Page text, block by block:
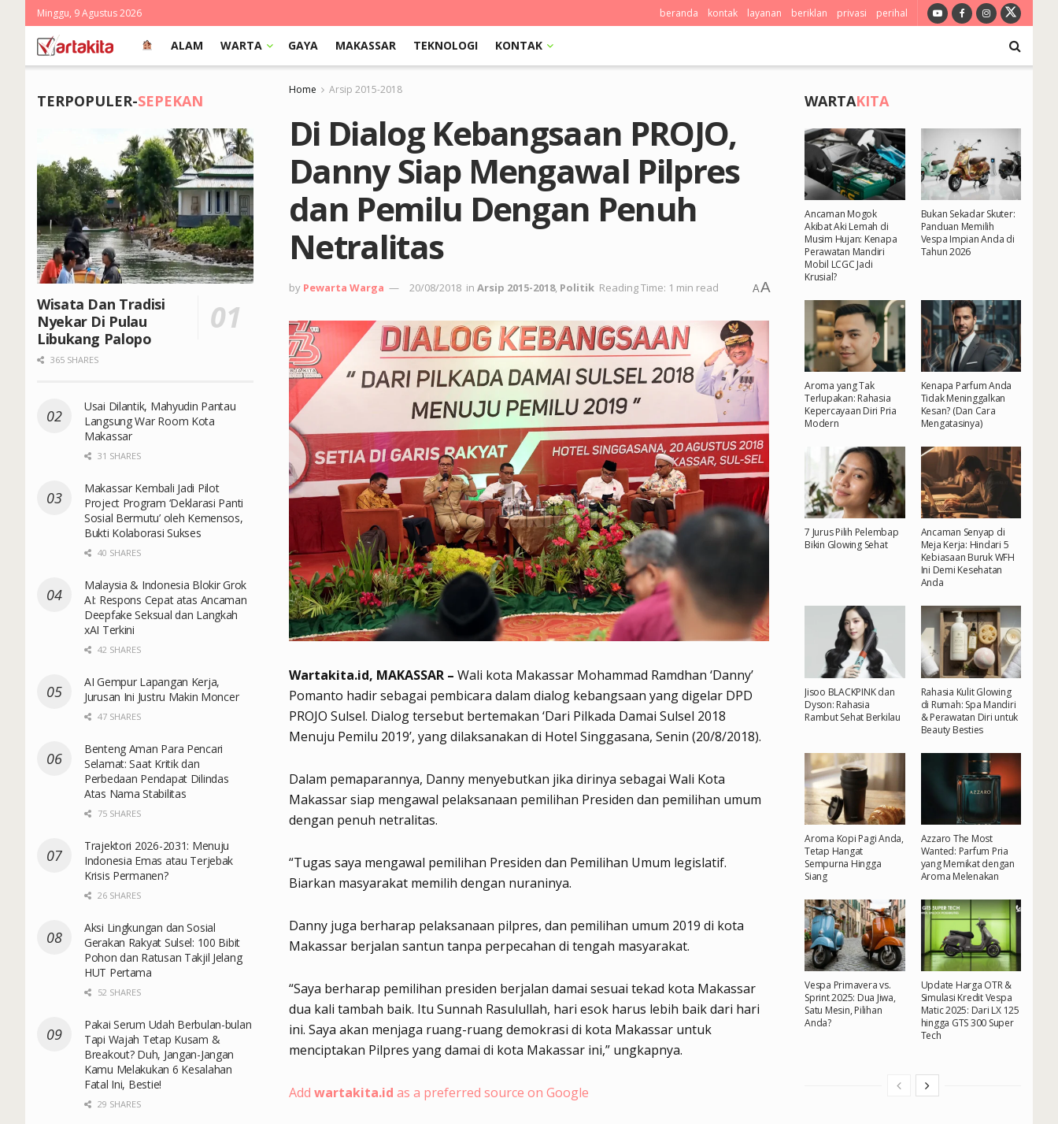
Minggu, 9 Agustus 2026 beranda kontak layanan beriklan privasi perihal
ALAM WARTA GAYA MAKASSAR TEKNOLOGI KONTAK
Home Arsip 2015-2018
Di Dialog Kebangsaan PROJO,
Danny Siap Mengawal Pilpres
dan Pemilu Dengan Penuh
Netralitas
by Pewarta Warga 20/08/2018 in Arsip 2015-2018, Politik Reading Time: 1 min read AA
Wartakita.id, MAKASSAR – Wali kota Makassar Mohammad Ramdhan ‘Danny’
Pomanto hadir sebagai pembicara dalam dialog kebangsaan yang digelar DPD
PROJO Sulsel. Dialog tersebut bertemakan ‘Dari Pilkada Damai Sulsel 2018
Menuju Pemilu 2019’, yang dilaksanakan di Hotel Singgasana, Senin (20/8/2018).
Dalam pemaparannya, Danny menyebutkan jika dirinya sebagai Wali Kota
Makassar siap mengawal pelaksanaan pemilihan Presiden dan pemilihan umum
dengan penuh netralitas.
“Tugas saya mengawal pemilihan Presiden dan Pemilihan Umum legislatif.
Biarkan masyarakat memilih dengan nuraninya.
Danny juga berharap pelaksanaan pilpres, dan pemilihan umum 2019 di kota
Makassar berjalan santun tanpa perpecahan di tengah masyarakat.
“Saya berharap pemilihan presiden berjalan damai sesuai tekad kota Makassar
dua kali tambah baik. Itu Sunnah Rasulullah, hari esok harus lebih baik dari hari
ini. Saya akan menjaga ruang-ruang demokrasi di kota Makassar untuk
menciptakan Pilpres yang damai di kota Makassar ini,” ungkapnya.
Add wartakita.id as a preferred source on Google
TERPOPULER-SEPEKAN
Wisata Dan Tradisi
Nyekar Di Pulau
Libukang Palopo
365 SHARES
Usai Dilantik, Mahyudin Pantau
Langsung War Room Kota
Makassar
31 SHARES
Makassar Kembali Jadi Pilot
Project Program ‘Deklarasi Panti
Sosial Bermutu’ oleh Kemensos,
Bukti Kolaborasi Sukses
40 SHARES
Malaysia & Indonesia Blokir Grok
AI: Respons Cepat atas Ancaman
Deepfake Seksual dan Langkah
xAI Terkini
42 SHARES
AI Gempur Lapangan Kerja,
Jurusan Ini Justru Makin Moncer
47 SHARES
Benteng Aman Para Pencari
Selamat: Saat Kritik dan
Perbedaan Pendapat Dilindas
Atas Nama Stabilitas
75 SHARES
Trajektori 2026-2031: Menuju
Indonesia Emas atau Terjebak
Krisis Permanen?
26 SHARES
Aksi Lingkungan dan Sosial
Gerakan Rakyat Sulsel: 100 Bibit
Pohon dan Ratusan Takjil Jelang
HUT Pertama
52 SHARES
Pakai Serum Udah Berbulan-bulan
Tapi Wajah Tetap Kusam &
Breakout? Duh, Jangan-Jangan
Kamu Melakukan 6 Kesalahan
Fatal Ini, Bestie!
29 SHARES
WARTAKITA
Ancaman Mogok
Akibat Aki Lemah di
Musim Hujan: Kenapa
Perawatan Mandiri
Mobil LCGC Jadi
Krusial?
Bukan Sekadar Skuter:
Panduan Memilih
Vespa Impian Anda di
Tahun 2026
Aroma yang Tak
Terlupakan: Rahasia
Kepercayaan Diri Pria
Modern
Kenapa Parfum Anda
Tidak Meninggalkan
Kesan? (Dan Cara
Mengatasinya)
7 Jurus Pilih Pelembap
Bikin Glowing Sehat
Ancaman Senyap di
Meja Kerja: Hindari 5
Kebiasaan Buruk WFH
Ini Demi Kesehatan
Anda
Jisoo BLACKPINK dan
Dyson: Rahasia
Rambut Sehat Berkilau
Rahasia Kulit Glowing
di Rumah: Spa Mandiri
& Perawatan Diri untuk
Beauty Besties
Aroma Kopi Pagi Anda,
Tetap Hangat
Sempurna Hingga
Siang
Azzaro The Most
Wanted: Parfum Pria
yang Memikat dengan
Aroma Melenakan
Vespa Primavera vs.
Sprint 2025: Dua Jiwa,
Satu Mesin, Pilihan
Anda?
Update Harga OTR &
Simulasi Kredit Vespa
Matic 2025: Dari LX 125
hingga GTS 300 Super
Tech